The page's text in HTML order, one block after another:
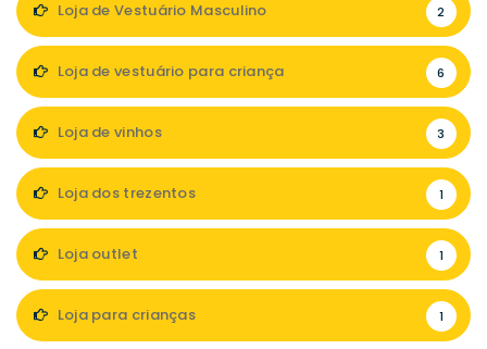
Loja de Vestuário Masculino 2
Loja de vestuário para criança 6
Loja de vinhos 3
Loja dos trezentos 1
Loja outlet 1
Loja para crianças 1